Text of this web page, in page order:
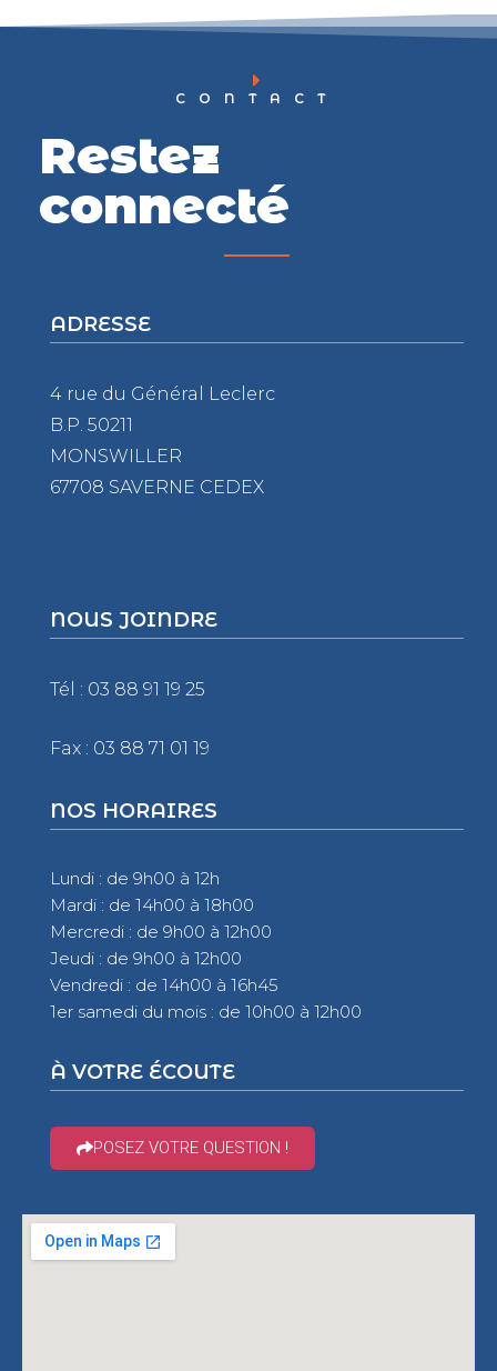
CONTACT
Restez
connecté
ADRESSE
4 rue du Général Leclerc
B.P. 50211
MONSWILLER
67708 SAVERNE CEDEX
NOUS JOINDRE
Tél : 03 88 91 19 25
Fax : 03 88 71 01 19
NOS HORAIRES
Lundi : de 9h00 à 12h
Mardi : de 14h00 à 18h00
Mercredi : de 9h00 à 12h00
Jeudi : de 9h00 à 12h00
Vendredi : de 14h00 à 16h45
1er samedi du mois : de 10h00 à 12h00
À VOTRE ÉCOUTE
POSEZ VOTRE QUESTION !